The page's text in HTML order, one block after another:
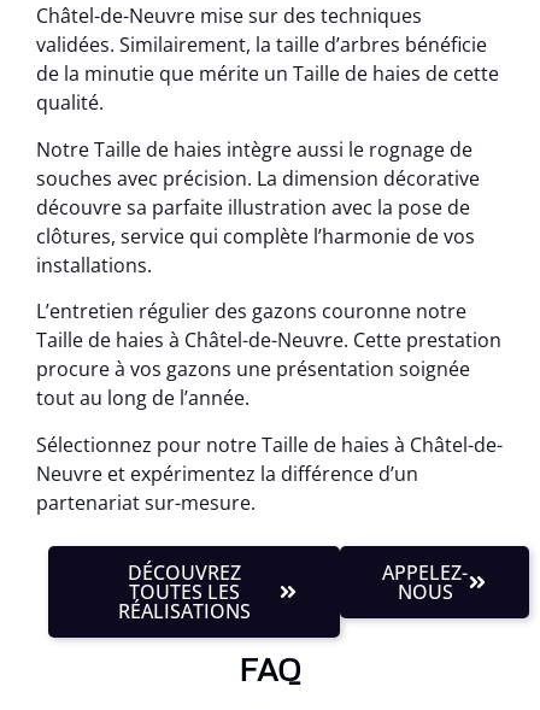
Châtel-de-Neuvre mise sur des techniques
validées. Similairement, la taille d’arbres bénéficie
de la minutie que mérite un Taille de haies de cette
qualité.
Notre Taille de haies intègre aussi le rognage de
souches avec précision. La dimension décorative
découvre sa parfaite illustration avec la pose de
clôtures, service qui complète l’harmonie de vos
installations.
L’entretien régulier des gazons couronne notre
Taille de haies à Châtel-de-Neuvre. Cette prestation
procure à vos gazons une présentation soignée
tout au long de l’année.
Sélectionnez pour notre Taille de haies à Châtel-de-
Neuvre et expérimentez la différence d’un
partenariat sur-mesure.
DÉCOUVREZ
TOUTES LES
RÉALISATIONS
APPELEZ-
NOUS
FAQ